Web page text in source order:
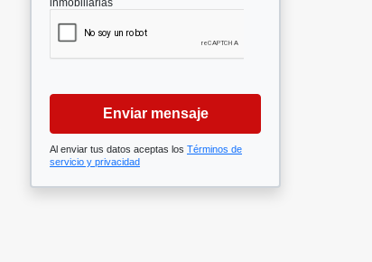
inmobiliarias
Enviar mensaje
Al enviar tus datos aceptas los Términos de
servicio y privacidad